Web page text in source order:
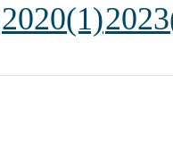
2020(1)